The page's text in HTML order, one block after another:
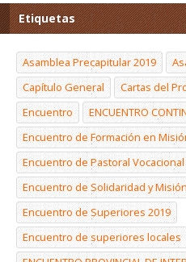
Etiquetas
Asamblea Precapitular 2019
Capítulo General
Cartas del
Encuentro
ENCUENTRO
Encuentro de Formación en
Encuentro de Pastoral Vocacional
Encuentro de Solidaridad y
Encuentro de Superiores 2019
Encuentro de superiores locales